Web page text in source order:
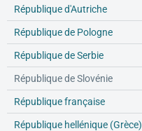
République d'Autriche
République de Pologne
République de Serbie
République de Slovénie
République française
République hellénique (Grèce)